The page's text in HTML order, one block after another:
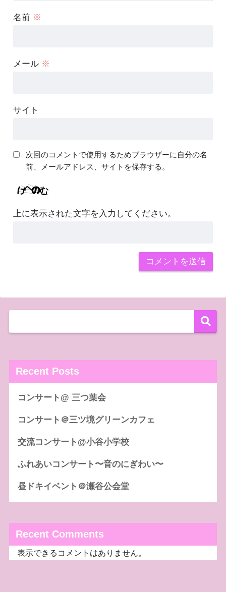
名前 ※
メール ※
サイト
次回のコメントで使用するためブラウザーに自分の名
前、メールアドレス、サイトを保存する。
上に表示された文字を入力してください。
Recent Posts
コンサート@ 三つ葉会
コンサート＠三ツ境グリーンカフェ
交流コンサート@小谷小学校
ふれあいコンサート〜音のにぎわい〜
昼ドキイベント＠瀬谷公会堂
Recent Comments
表示できるコメントはありません。